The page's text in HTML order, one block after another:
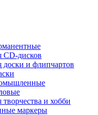
CD-дисков
и флипчартов
и хобби
маркеры